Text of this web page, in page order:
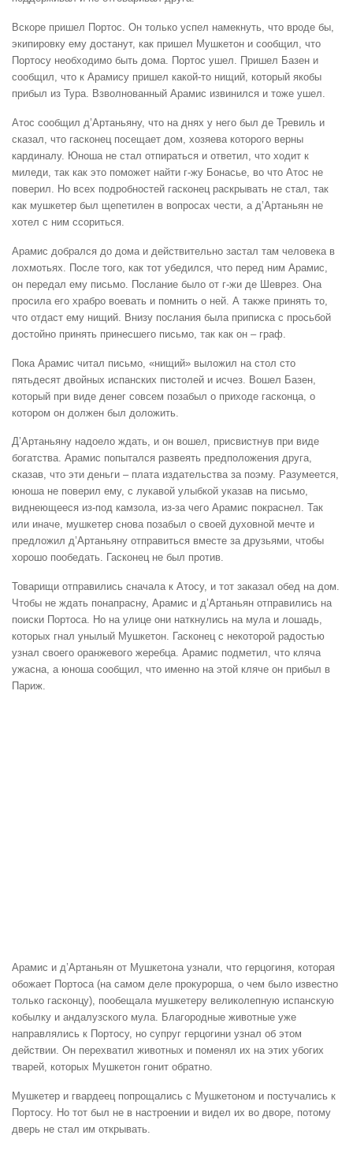
Вскоре пришел Портос. Он только успел намекнуть, что вроде бы,
экипировку ему достанут, как пришел Мушкетон и сообщил, что
Портосу необходимо быть дома. Портос ушел. Пришел Базен и
сообщил, что к Арамису пришел какой-то нищий, который якобы
прибыл из Тура. Взволнованный Арамис извинился и тоже ушел.
Атос сообщил д’Артаньяну, что на днях у него был де Тревиль и
сказал, что гасконец посещает дом, хозяева которого верны
кардиналу. Юноша не стал отпираться и ответил, что ходит к
миледи, так как это поможет найти г-жу Бонасье, во что Атос не
поверил. Но всех подробностей гасконец раскрывать не стал, так
как мушкетер был щепетилен в вопросах чести, а д’Артаньян не
хотел с ним ссориться.
Арамис добрался до дома и действительно застал там человека в
лохмотьях. После того, как тот убедился, что перед ним Арамис,
он передал ему письмо. Послание было от г-жи де Шеврез. Она
просила его храбро воевать и помнить о ней. А также принять то,
что отдаст ему нищий. Внизу послания была приписка с просьбой
достойно принять принесшего письмо, так как он – граф.
Пока Арамис читал письмо, «нищий» выложил на стол сто
пятьдесят двойных испанских пистолей и исчез. Вошел Базен,
который при виде денег совсем позабыл о приходе гасконца, о
котором он должен был доложить.
Д’Артаньяну надоело ждать, и он вошел, присвистнув при виде
богатства. Арамис попытался развеять предположения друга,
сказав, что эти деньги – плата издательства за поэму. Разумеется,
юноша не поверил ему, с лукавой улыбкой указав на письмо,
виднеющееся из-под камзола, из-за чего Арамис покраснел. Так
или иначе, мушкетер снова позабыл о своей духовной мечте и
предложил д’Артаньяну отправиться вместе за друзьями, чтобы
хорошо пообедать. Гасконец не был против.
Товарищи отправились сначала к Атосу, и тот заказал обед на дом.
Чтобы не ждать понапрасну, Арамис и д’Артаньян отправились на
поиски Портоса. Но на улице они наткнулись на мула и лошадь,
которых гнал унылый Мушкетон. Гасконец с некоторой радостью
узнал своего оранжевого жеребца. Арамис подметил, что кляча
ужасна, а юноша сообщил, что именно на этой кляче он прибыл в
Париж.
Арамис и д’Артаньян от Мушкетона узнали, что герцогиня, которая
обожает Портоса (на самом деле прокурорша, о чем было известно
только гасконцу), пообещала мушкетеру великолепную испанскую
кобылку и андалузского мула. Благородные животные уже
направлялись к Портосу, но супруг герцогини узнал об этом
действии. Он перехватил животных и поменял их на этих убогих
тварей, которых Мушкетон гонит обратно.
Мушкетер и гвардеец попрощались с Мушкетоном и постучались к
Портосу. Но тот был не в настроении и видел их во дворе, потому
дверь не стал им открывать.